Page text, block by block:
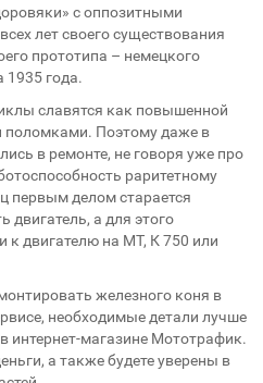
с оппозитными
лет своего существования
прототипа – немецкого
1935 года.
славятся как повышенной
поломками. Поэтому даже в
в ремонте, не говоря уже про
раритетному
первым делом старается
двигатель, а для этого
к двигателю на МТ, К 750 или
железного коня в
необходимые детали лучше
интернет-магазине Мототрафик.
а также будете уверены в